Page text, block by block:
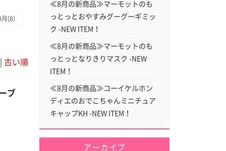
月(8)
古い順
ブ
≪8月の新商品≫マーモットのも
っとっとおやすみグーグーギミッ
ク -NEW ITEM！
≪8月の新商品≫マーモットのも
っとっとなりきりマスク -NEW
ITEM！
≪8月の新商品≫コーイケルホン
ディエのおでこちゃんミニチュア
キャップKH -NEW ITEM！
アーカイブ